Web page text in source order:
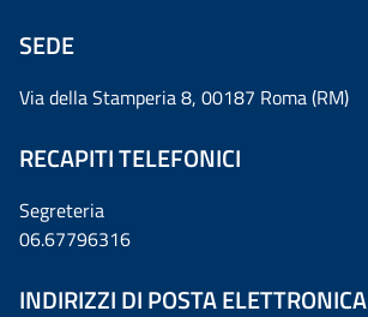
SEDE
Via della Stamperia 8, 00187 Roma (RM)
RECAPITI TELEFONICI
Segreteria
06.67796316
INDIRIZZI DI POSTA ELETTRONICA